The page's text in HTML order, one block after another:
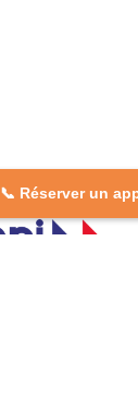
📞 Réserver un